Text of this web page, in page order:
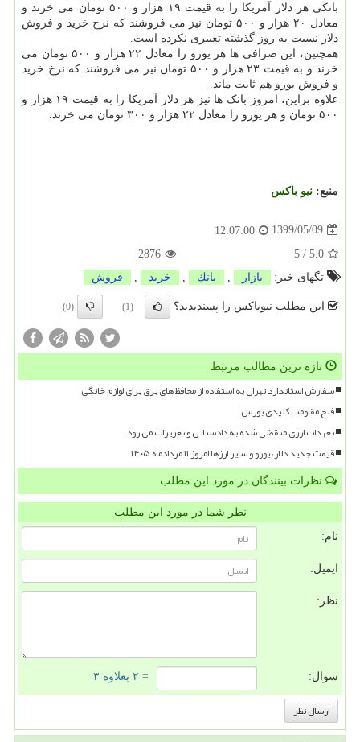
بانکی هر دلار آمریکا را به قیمت ۱۹ هزار و ۵۰۰ تومان می خرند و
معادل ۲۰ هزار و ۵۰۰ تومان نیز می فروشند که نرخ خرید و فروش
دلار نسبت به روز گذشته تغییری نکرده است.
همچنین، این صرافی ها هر یورو را معادل ۲۲ هزار و ۵۰۰ تومان می
خرند و به قیمت ۲۳ هزار و ۵۰۰ تومان نیز می فروشند که نرخ خرید
و فروش یورو هم ثابت ماند.
علاوه براین، امروز بانک ها نیز هر دلار آمریکا را به قیمت ۱۹ هزار و
۵۰۰ تومان و هر یورو را معادل ۲۲ هزار و ۳۰۰ تومان می خرند.
منبع: نیو باكس
1399/05/09
12:07:00
5.0
/
5
2876
تگهای خبر:
بازار بانك خرید فروش
این مطلب نیوباکس را پسندیدید؟ (1)
(0)
تازه ترین مطالب مرتبط
سفارش استاندارد تهران به استفاده از محافظ های برق برای لوازم خانگی
فتح مقاومت کلیدی بورس
تعهدات ارزی منقضی شده به دادستانی و تعزیرات می رود
قیمت جدید دلار، یورو و سایر ارزها امروز ۱۱ مردادماه ۱۴۰۵
نظرات بینندگان در مورد این مطلب
نظر شما در مورد این مطلب
نام:
ایمیل:
نظر:
سوال: = ۲ بعلاوه ۳